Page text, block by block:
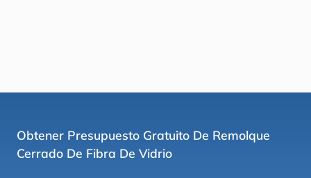
Obtener Presupuesto Gratuito De Remolque
Cerrado De Fibra De Vidrio